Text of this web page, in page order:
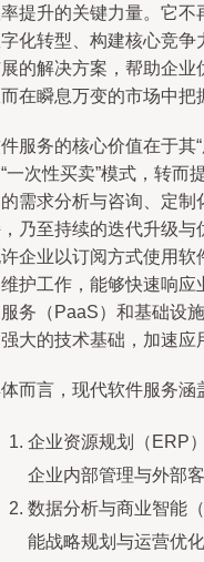
提升的关键力量。它
化转型、构建核心竞
的解决方案，帮助企
在瞬息万变的市场中把
服务的核心价值在于其
一次性买卖”模式，转而
需求分析与咨询、定制
乃至持续的迭代升级
企业以订阅方式使用
护工作，能够快速响
务（PaaS）和基础设
大的技术基础，加速应
而言，现代软件服务涵
企业资源规划（ERP
企业内部管理与外部
数据分析与商业智能
能战略规划与运营优化